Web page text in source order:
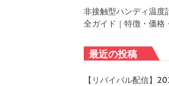
非接触型ハンディ温度
全ガイド｜特徴・価格
最近の投稿
【リバイバル配信】